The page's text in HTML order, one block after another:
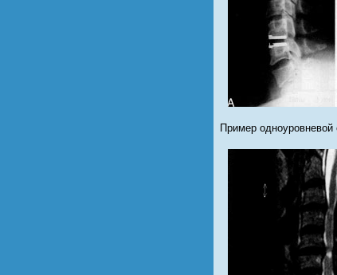
Пример одноуровневой